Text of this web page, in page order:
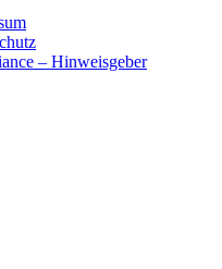
– Hinweisgeber